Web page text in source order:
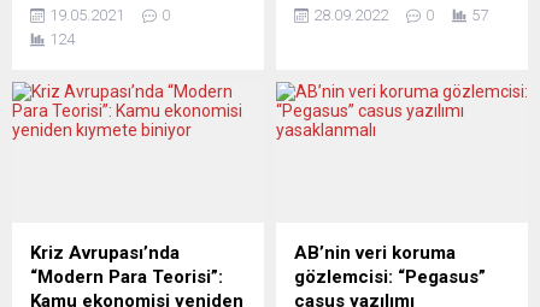
Fischer, İsrail bayrağına
başbakanlık ve dışişleri
verilmesini eleştirerek,
bayrak çekmekten daha iyi
yazdığı makalede,
Başbakan Sebastian Kurz
yönetiminin devlet
19.05.2021
0
124
ayrılma çabalarının artması,
tartışmalarını tetikledi.
Ukrayna Devlet Başkanı
Yorumcular, asker
kaçaklarına kucak açmak
gerekip gerekmediği
28.09.2022 0 57
Kriz Avrupası’nda
“Modern Para Teorisi”:
Kamu ekonomisi yeniden
AB’nin veri koruma
gözlemcisi: “Pegasus”
casus yazılımı